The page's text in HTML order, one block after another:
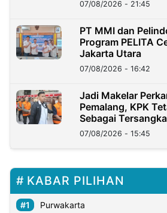
07/08/2026 - 21:45
PT MMI dan
Program PELITA
Jakarta Utara
07/08/2026 - 16:42
Jadi Makelar
Pemalang, KPK
Sebagai Tersangka
07/08/2026 - 15:45
KABAR PILIHAN
Purwakarta